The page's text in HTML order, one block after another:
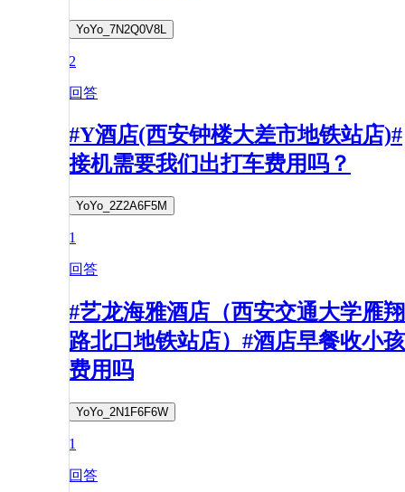
YoYo_7N2Q0V8L
2
回答
#Y酒店(西安钟楼大差市地铁站店)#
接机需要我们出打车费用吗？
YoYo_2Z2A6F5M
1
回答
#艺龙海雅酒店（西安交通大学雁翔
路北口地铁站店）#酒店早餐收小孩
费用吗
YoYo_2N1F6F6W
1
回答